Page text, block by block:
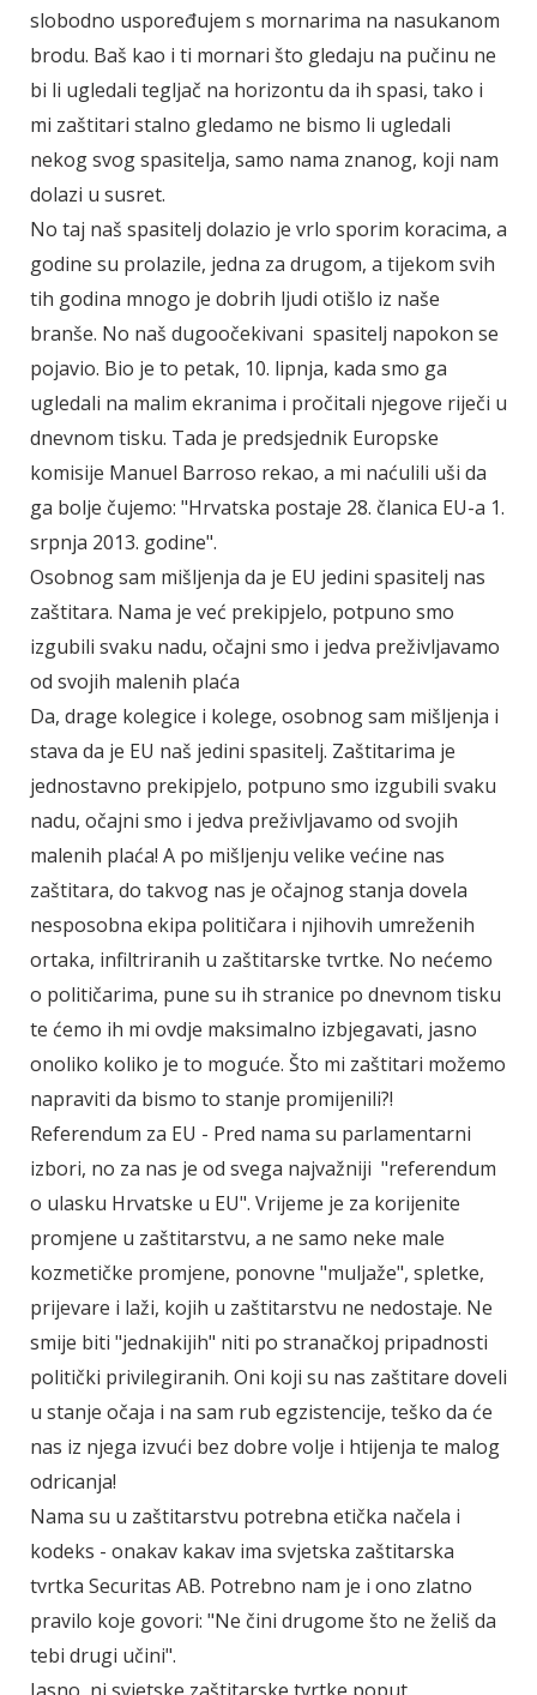
slobodno uspoređujem s mornarima na nasukanom
brodu. Baš kao i ti mornari što gledaju na pučinu ne
bi li ugledali tegljač na horizontu da ih spasi, tako i
mi zaštitari stalno gledamo ne bismo li ugledali
nekog svog spasitelja, samo nama znanog, koji nam
dolazi u susret.
No taj naš spasitelj dolazio je vrlo sporim koracima, a
godine su prolazile, jedna za drugom, a tijekom svih
tih godina mnogo je dobrih ljudi otišlo iz naše
branše. No naš dugoočekivani spasitelj napokon se
pojavio. Bio je to petak, 10. lipnja, kada smo ga
ugledali na malim ekranima i pročitali njegove riječi u
dnevnom tisku. Tada je predsjednik Europske
komisije Manuel Barroso rekao, a mi naćulili uši da
ga bolje čujemo: "Hrvatska postaje 28. članica EU-a 1.
srpnja 2013. godine".
Osobnog sam mišljenja da je EU jedini spasitelj nas
zaštitara. Nama je već prekipjelo, potpuno smo
izgubili svaku nadu, očajni smo i jedva preživljavamo
od svojih malenih plaća
Da, drage kolegice i kolege, osobnog sam mišljenja i
stava da je EU naš jedini spasitelj. Zaštitarima je
jednostavno prekipjelo, potpuno smo izgubili svaku
nadu, očajni smo i jedva preživljavamo od svojih
malenih plaća! A po mišljenju velike većine nas
zaštitara, do takvog nas je očajnog stanja dovela
nesposobna ekipa političara i njihovih umreženih
ortaka, infiltriranih u zaštitarske tvrtke. No nećemo
o političarima, pune su ih stranice po dnevnom tisku
te ćemo ih mi ovdje maksimalno izbjegavati, jasno
onoliko koliko je to moguće. Što mi zaštitari možemo
napraviti da bismo to stanje promijenili?!
Referendum za EU - Pred nama su parlamentarni
izbori, no za nas je od svega najvažniji "referendum
o ulasku Hrvatske u EU". Vrijeme je za korijenite
promjene u zaštitarstvu, a ne samo neke male
kozmetičke promjene, ponovne "muljaže", spletke,
prijevare i laži, kojih u zaštitarstvu ne nedostaje. Ne
smije biti "jednakijih" niti po stranačkoj pripadnosti
politički privilegiranih. Oni koji su nas zaštitare doveli
u stanje očaja i na sam rub egzistencije, teško da će
nas iz njega izvući bez dobre volje i htijenja te malog
odricanja!
Nama su u zaštitarstvu potrebna etička načela i
kodeks - onakav kakav ima svjetska zaštitarska
tvrtka Securitas AB. Potrebno nam je i ono zlatno
pravilo koje govori: "Ne čini drugome što ne želiš da
tebi drugi učini".